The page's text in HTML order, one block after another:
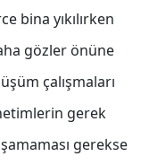
bina yıkılırken
gözler önüne
çalışmaları
gerek
gerekse